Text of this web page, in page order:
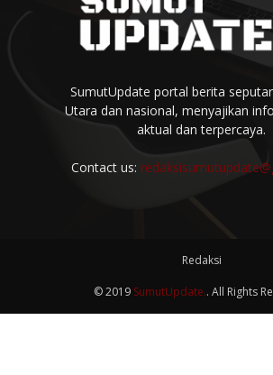
SumutUpdate portal berita
Utara dan nasional, menyajikan
aktual dan terpercaya.
Contact us:
Redaksi
© 2019 SumutUpdate.. All Rights